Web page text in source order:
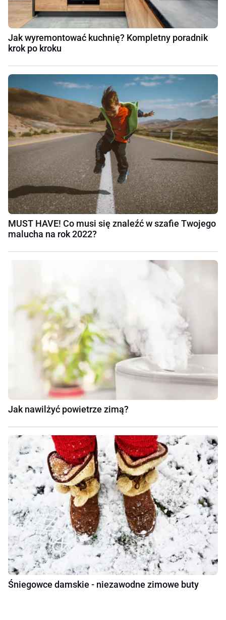
Jak wyremontować kuchnię? Kompletny poradnik
krok po kroku
MUST HAVE! Co musi się znaleźć w szafie Twojego
malucha na rok 2022?
Jak nawilżyć powietrze zimą?
Śniegowce damskie - niezawodne zimowe buty